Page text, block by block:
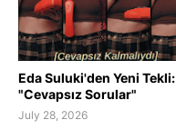
Eda Suluki'den Yeni Tekli:
"Cevapsız Sorular"
July 28, 2026